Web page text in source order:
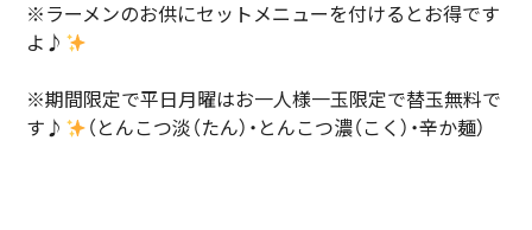
※ラーメンのお供にセットメニューを付けるとお得です
よ♪
※期間限定で平日月曜はお一人様一玉限定で替玉無料で
す♪
（とんこつ淡（たん）・とんこつ濃（こく）・辛か麺）